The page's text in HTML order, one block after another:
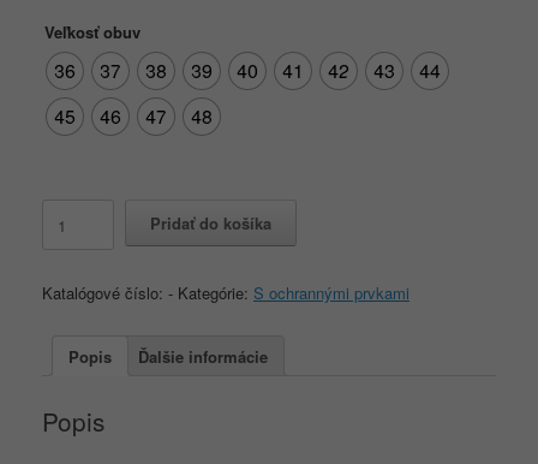
Veľkosť obuv
36 37 38 39 40 41 42 43
44
45
46 47 48
VALETTA
Pridať do košíka
Katalógové číslo: - Kategórie: S ochrannými prvkami
Popis Ďalšie informácie
Popis